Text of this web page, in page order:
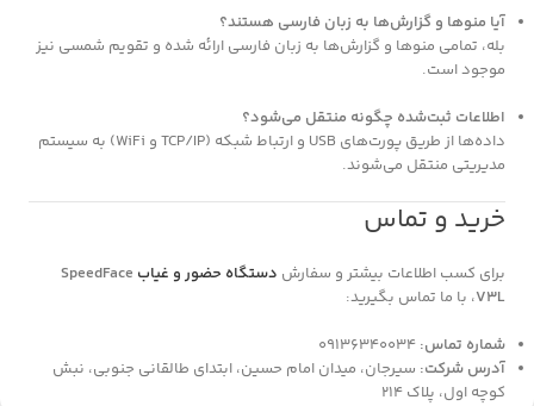
آیا منوها و گزارش‌ها به زبان فارسی هستند؟
بله، تمامی منوها و گزارش‌ها به زبان فارسی ارائه شده و تقویم شمسی نیز
موجود است.
اطلاعات ثبت‌شده چگونه منتقل می‌شود؟
داده‌ها از طریق پورت‌های USB و ارتباط شبکه (TCP/IP و WiFi) به سیستم
مدیریتی منتقل می‌شوند.
خرید و تماس
برای کسب اطلاعات بیشتر و سفارش دستگاه حضور و غیاب SpeedFace
V3L، با ما تماس بگیرید:
شماره تماس:
آدرس شرکت: سیرجان، میدان امام حسین، ابتدای طالقانی جنوبی، نبش
کوچه اول، پلاک 214